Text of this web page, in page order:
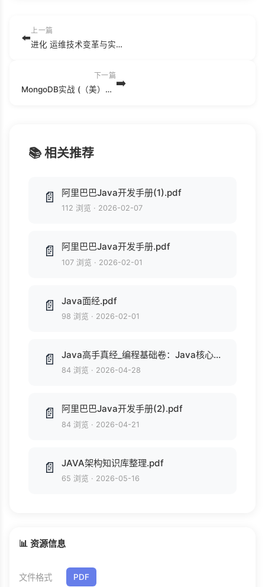
⬅️
上一篇
进化 运维技术变革与实践探索 (赵成著) .pdf
下一篇
MongoDB实战 (（美）班克（Banker，K.）著；丁雪丰译, 班克 (Banker, Kyle) etc.) .pdf ➡️
📚 相关推荐
📄 阿里巴巴Java开发手册(1).pdf
112 浏览 · 2026-02-07
📄 阿里巴巴Java开发手册.pdf
107 浏览 · 2026-02-01
📄 Java面经.pdf
98 浏览 · 2026-02-01
📄 Java高手真经_编程基础卷：Java核心编程技术.pdf
84 浏览 · 2026-04-28
📄 阿里巴巴Java开发手册(2).pdf
84 浏览 · 2026-04-21
📄 JAVA架构知识库整理.pdf
65 浏览 · 2026-05-16
📊 资源信息
文件格式 PDF